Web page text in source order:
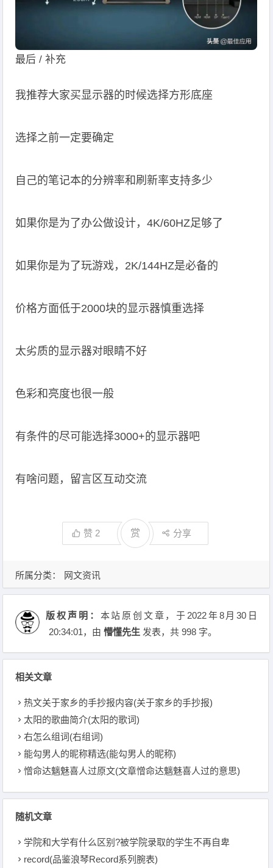
最后 / 补充
我推荐大家买显示器的时候选择方形底座
选择之前一定要确定
自己的笔记本的分辨率和刷新率支持多少
如果你是为了办公做设计，4K/60HZ足够了
如果你是为了玩游戏，2K/144HZ是必备的
价格方面低于2000块的显示器慎重选择
太劣质的显示器对眼睛不好
色彩和亮度也很一般
有条件的尽可能选择3000+的显示器吧
有啥问题，留言区互动交流
赞 2 赏 分享
所属分类： 网文资讯
版权声明： 本站原创文章，于2022年8月30日
20:34:01，由懵懂先生 发表，共 998 字。
相关文章
热文关于家乡的手抄报内容(关于家乡的手抄报)
太阳的歌曲简介(太阳的歌词)
右怎么组词(右组词)
能勾男人的昵称精选(能勾男人的昵称)
憎命达魑魅喜人过原文(文章憎命达魑魅喜人过的意思)
随机文章
学院和大学有什么区别?被学院录取的学生不再自卑
record(品鉴浪琴Record系列腕表)